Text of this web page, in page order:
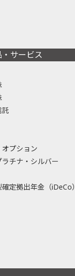
・サービス
託
プション
ラチナ・シルバー
定拠出年金（iDeCo）